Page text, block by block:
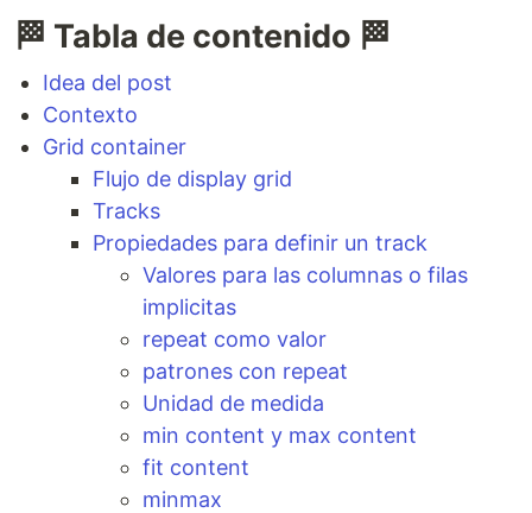
🏁 Tabla de contenido 🏁
Idea del post
Contexto
Grid container
Flujo de display grid
Tracks
Propiedades para definir un track
Valores para las columnas o filas
implicitas
repeat como valor
patrones con repeat
Unidad de medida
min content y max content
fit content
minmax